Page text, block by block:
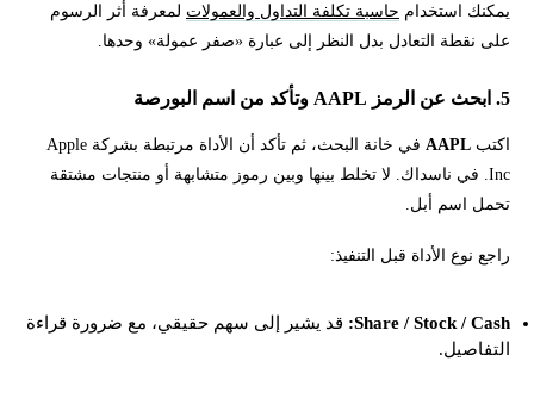
يمكنك استخدام حاسبة تكلفة التداول والعمولات لمعرفة أثر الرسوم
على نقطة التعادل بدل النظر إلى عبارة «صفر عمولة» وحدها.
5. ابحث عن الرمز AAPL وتأكد من اسم البورصة
اكتب AAPL
في خانة البحث، ثم تأكد أن الأداة مرتبطة بشركة Apple
Inc. في ناسداك. لا تخلط بينها وبين رموز متشابهة أو منتجات مشتقة
تحمل اسم أبل.
راجع نوع الأداة قبل التنفيذ:
Share / Stock / Cash:
قد يشير إلى سهم حقيقي، مع ضرورة قراءة
التفاصيل.